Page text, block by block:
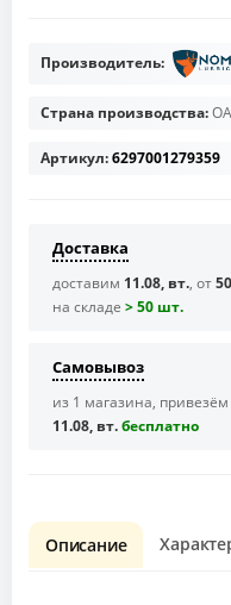
Производитель:
Страна производства:
Артикул:6297001279359
Доставка
доставим 11.08, вт., от
на складе > 50 шт.
Самовывоз
из 1 магазина,
11.08, вт.бесплaтно
Описание